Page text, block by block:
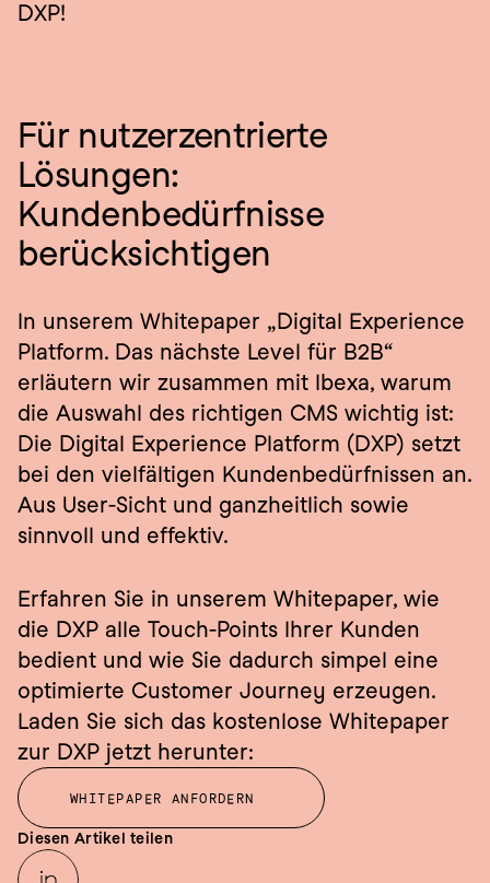
DXP!
Für nutzerzentrierte
Lösungen:
Kundenbedürfnisse
berücksichtigen
In unserem Whitepaper „Digital Experience
Platform. Das nächste Level für B2B“
erläutern wir zusammen mit Ibexa, warum
die Auswahl des richtigen CMS wichtig ist:
Die Digital Experience Platform (DXP) setzt
bei den vielfältigen Kundenbedürfnissen an.
Aus User-Sicht und ganzheitlich sowie
sinnvoll und effektiv.
Erfahren Sie in unserem Whitepaper, wie
die DXP alle Touch-Points Ihrer Kunden
bedient und wie Sie dadurch simpel eine
optimierte Customer Journey erzeugen.
Laden Sie sich das kostenlose Whitepaper
zur DXP jetzt herunter:
WHITEPAPER ANFORDERN
Diesen Artikel teilen